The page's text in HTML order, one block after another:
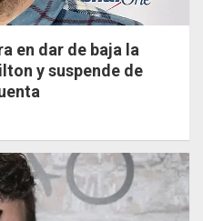
en dar de baja la
y suspende de